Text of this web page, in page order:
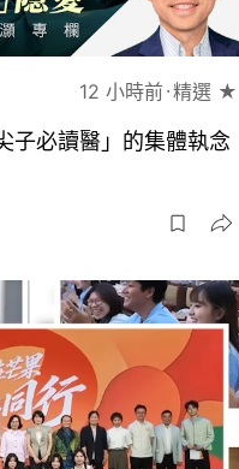
12 小時前 精選 ★
子必讀醫」的集體執念